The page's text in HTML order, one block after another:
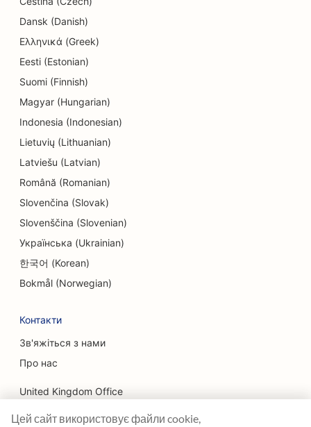
за дітьми
SEO для електриків
SEO для магазинів електроніки
SEO для лікарів-ендодонтистів
SEO для сфери розваг та відпочинку
ЕО для етнічних ресторанів
SEO для квест-кімнат
SEO для сімейних ресторанів
SEO для фінансових планувальників
SEO для фінансових послуг
SEO для ресторанів високої кухні
SEO для ресторанів швидкого харчування
Dansk (Danish)
Ελληνικά (Greek)
Eesti (Estonian)
Suomi (Finnish)
Magyar (Hungarian)
Indonesia (Indonesian)
Lietuvių (Lithuanian)
Latviešu (Latvian)
Română (Romanian)
Slovenčina (Slovak)
Slovenščina (Slovenian)
Українська (Ukrainian)
한국어 (Korean)
Bokmål (Norwegian)
Контакти
Зв'яжіться з нами
Про нас
United Kingdom Office
Ranktracker Ltd
Цей сайт використовує файли cookie,